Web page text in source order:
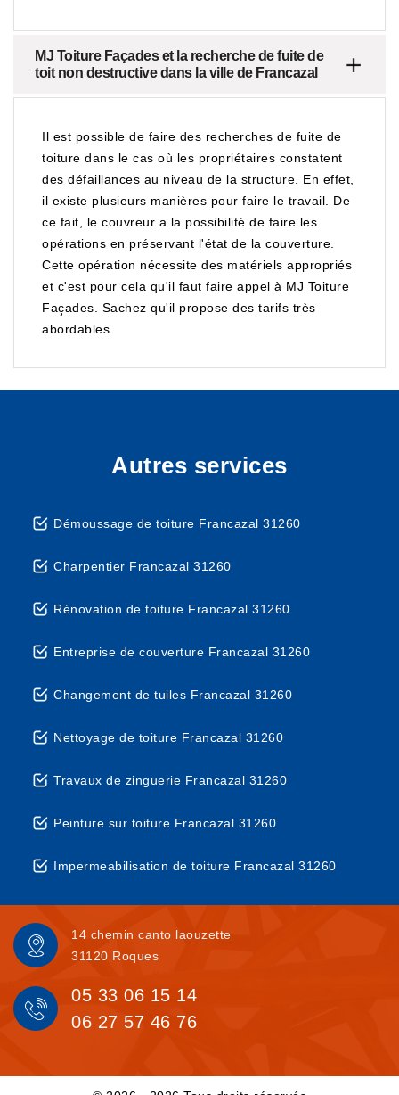
MJ Toiture Façades et la recherche de fuite de
toit non destructive dans la ville de Francazal
Il est possible de faire des recherches de fuite de
toiture dans le cas où les propriétaires constatent
des défaillances au niveau de la structure. En effet,
il existe plusieurs manières pour faire le travail. De
ce fait, le couvreur a la possibilité de faire les
opérations en préservant l'état de la couverture.
Cette opération nécessite des matériels appropriés
et c'est pour cela qu'il faut faire appel à MJ Toiture
Façades. Sachez qu'il propose des tarifs très
abordables.
Autres services
Démoussage de toiture Francazal 31260
Charpentier Francazal 31260
Rénovation de toiture Francazal 31260
Entreprise de couverture Francazal 31260
Changement de tuiles Francazal 31260
Nettoyage de toiture Francazal 31260
Travaux de zinguerie Francazal 31260
Peinture sur toiture Francazal 31260
Impermeabilisation de toiture Francazal 31260
14 chemin canto laouzette
31120 Roques
05 33 06 15 14
06 27 57 46 76